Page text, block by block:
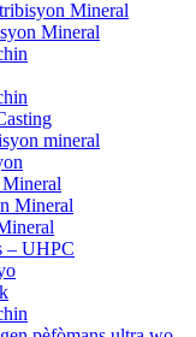
Mineral
Mineral
mineral
Mineral
– UHPC